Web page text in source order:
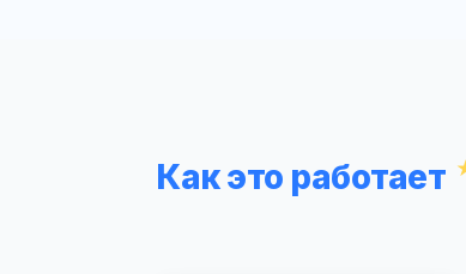
Как это работает